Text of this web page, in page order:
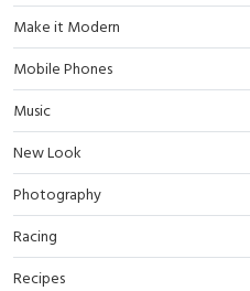
Make it Modern
Mobile Phones
Music
New Look
Photography
Racing
Recipes